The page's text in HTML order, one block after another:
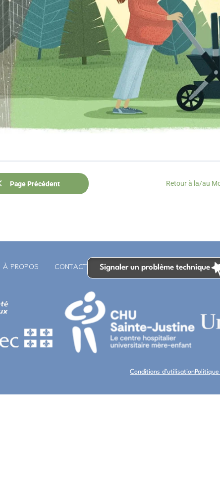
Page Précédent Retour à la/au
À PROPOS CONTACT Signaler un problème technique
Conditions d’utilisation